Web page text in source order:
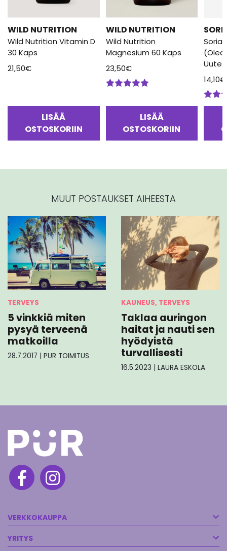
WILD NUTRITION
Wild Nutrition Vitamin D
30 Kaps
21,50€
LISÄÄ
OSTOSKORIIN
WILD NUTRITION
Wild Nutrition
Magnesium 60 Kaps
23,50€
LISÄÄ
OSTOSKORIIN
Soria
(Olea
Uute
14,10€
MUUT POSTAUKSET AIHEESTA
TERVEYS
5 vinkkiä miten
pysyä terveenä
matkoilla
28.7.2017 PUR TOIMITUS
KAUNEUS, TERVEYS
Taklaa auringon
haitat ja nauti sen
hyödyistä
turvallisesti
16.5.2023 LAURA ESKOLA
VERKKOKAUPPA
YRITYS